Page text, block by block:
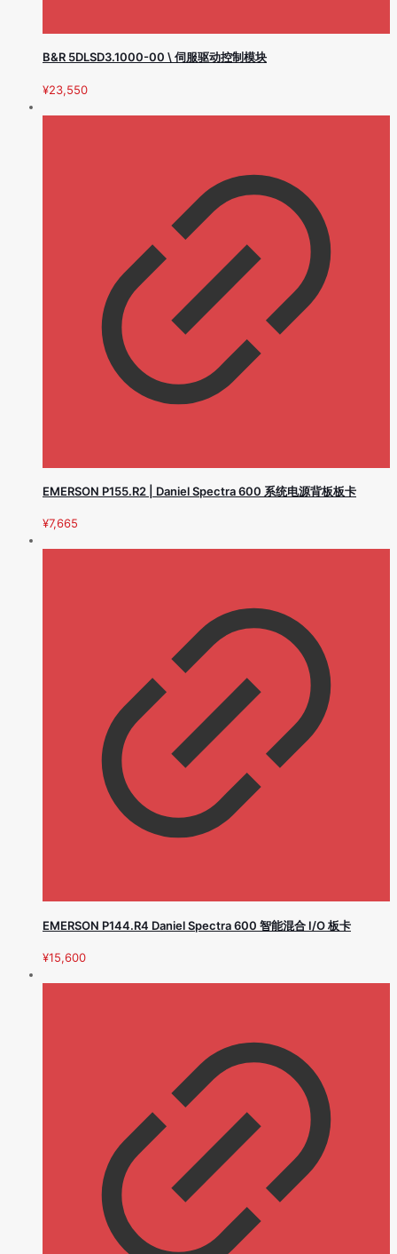
B&R 5DLSD3.1000-00 \ 伺服驱动控制模块
¥23,550
EMERSON P155.R2 | Daniel Spectra 600 系统电源背板板卡
¥7,665
EMERSON P144.R4 Daniel Spectra 600 智能混合 I/O 板卡
¥15,600